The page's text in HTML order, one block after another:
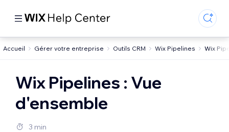
Accueil Gérer votre entreprise Outils CRM Wix Pipelines Wix
Wix Pipelines : Vue
d'ensemble
3 min